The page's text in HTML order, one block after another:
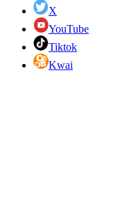
X
YouTube
Tiktok
Kwai